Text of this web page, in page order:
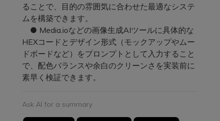
ることで、目的の雰囲気に合わせた最適なシステ
ムを構築できます。
● Media.ioなどの画像生成AIツールに具体的な
HEXコードとデザイン形式（モックアップやムー
ドボードなど）をプロンプトとして入力すること
で、配色バランスや余白のクリーンさを実装前に
素早く検証できます。
Ask AI for a summary